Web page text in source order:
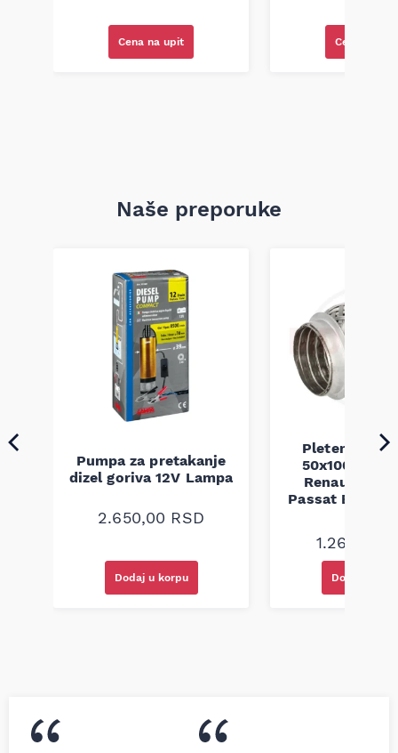
Cena na upit Cena na
Naše preporuke
Pumpa za pretakanje
dizel goriva 12V Lampa
2.650,00 RSD
Dodaj u korpu
Pletenica
50x100 Audi
Renault
Passat B5
1.260,00
Dodaj u